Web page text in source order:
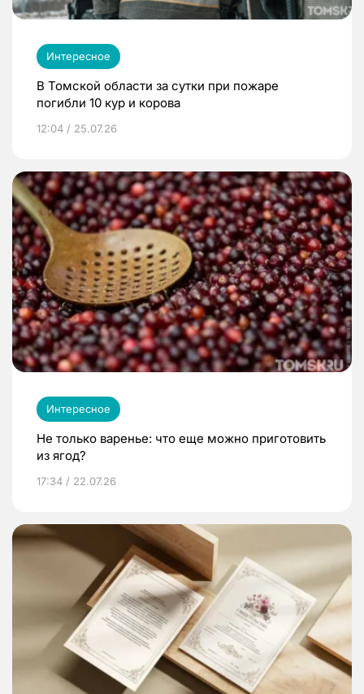
Интересное
В Томской области за сутки при пожаре
погибли 10 кур и корова
12:04 / 25.07.26
Интересное
Не только варенье: что еще можно приготовить
из ягод?
17:34 / 22.07.26